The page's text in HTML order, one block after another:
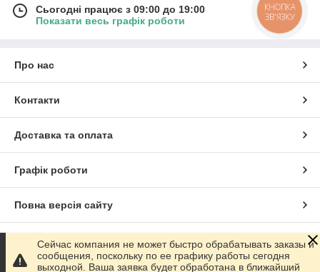
Сьогодні працює з 09:00 до 19:00
Показати весь графік роботи
Про нас
Контакти
Доставка та оплата
Графік роботи
Повна версія сайту
Сайт створено на маркетплейсі Prom.ua
Сейчас компания не может быстро обрабатывать заказы и
сообщения, поскольку по ее графику работы сегодня
выходной. Ваша заявка будет обработана в ближайший
КНОПКА
ЗВ'ЯЗКУ